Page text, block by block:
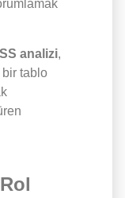
analizi,
bir tablo